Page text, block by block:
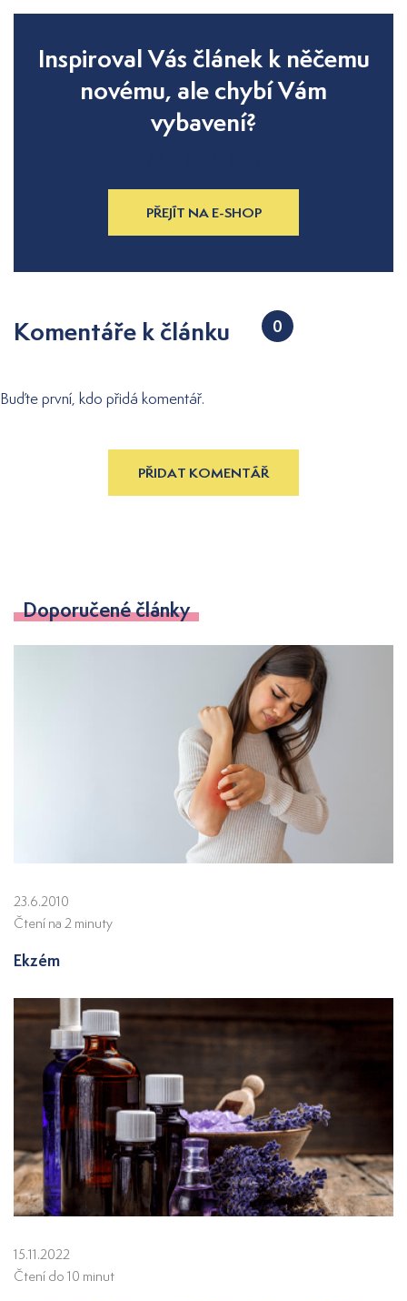
Inspiroval Vás článek k něčemu
novému, ale chybí Vám
vybavení?
PŘEJÍT NA E-SHOP
Komentáře k článku 0
Buďte první, kdo přidá komentář.
PŘIDAT KOMENTÁŘ
Doporučené články
23.6.2010
Čtení na 2 minuty
Ekzém
15.11.2022
Čtení do 10 minut